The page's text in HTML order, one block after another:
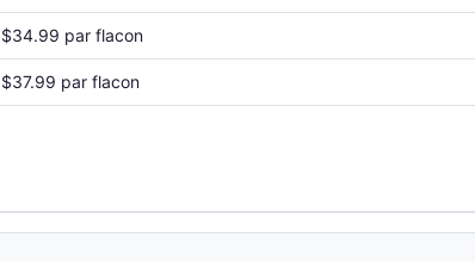
$34.99 par flacon
$37.99 par flacon